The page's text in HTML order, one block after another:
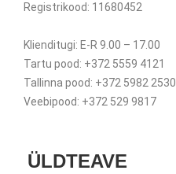
Registrikood: 11680452
Klienditugi: E-R 9.00 – 17.00
Tartu pood: +372 5559 4121
Tallinna pood: +372 5982 2530
Veebipood: +372 529 9817
ÜLDTEAVE